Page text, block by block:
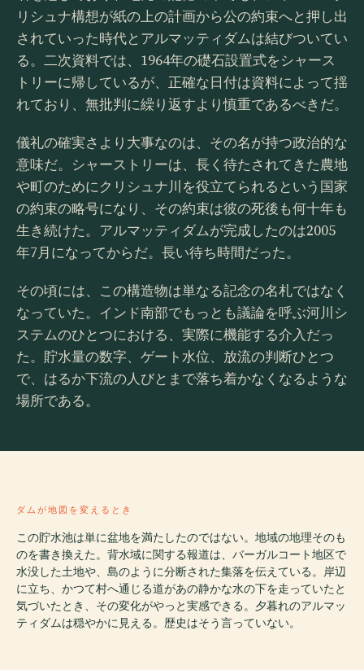
リシュナ構想が紙の上の計画から公の約束へと押し出
されていった時代とアルマッティダムは結びついてい
る。二次資料では、1964年の礎石設置式をシャース
トリーに帰しているが、正確な日付は資料によって揺
れており、無批判に繰り返すより慎重であるべきだ。
儀礼の確実さより大事なのは、その名が持つ政治的な
意味だ。シャーストリーは、長く待たされてきた農地
や町のためにクリシュナ川を役立てられるという国家
の約束の略号になり、その約束は彼の死後も何十年も
生き続けた。アルマッティダムが完成したのは2005
年7月になってからだ。長い待ち時間だった。
その頃には、この構造物は単なる記念の名札ではなく
なっていた。インド南部でもっとも議論を呼ぶ河川シ
ステムのひとつにおける、実際に機能する介入だっ
た。貯水量の数字、ゲート水位、放流の判断ひとつ
で、はるか下流の人びとまで落ち着かなくなるような
場所である。
ダムが地図を変えるとき
この貯水池は単に盆地を満たしたのではない。地域の地理そのも
のを書き換えた。背水域に関する報道は、バーガルコート地区で
水没した土地や、島のように分断された集落を伝えている。岸辺
に立ち、かつて村へ通じる道があの静かな水の下を走っていたと
気づいたとき、その変化がやっと実感できる。夕暮れのアルマッ
ティダムは穏やかに見える。歴史はそう言っていない。